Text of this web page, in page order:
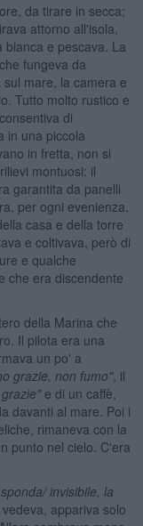
da tirare in secca;
attorno all'isola,
bianca e pescava. La
fungeva da
mare, la camera e
Tutto molto rustico e
di
in una piccola
in fretta, non si
montuosi: il
garantita da panelli
per ogni evenienza,
casa e della torre
e coltivava, però di
e qualche
che era discendente
della Marina che
Il pilota era una
un po' a
grazie, non fumo", il
e di un caffè,
davanti al mare. Poi i
rimaneva con la
punto nel cielo. C'era
invisibile, la
appariva solo